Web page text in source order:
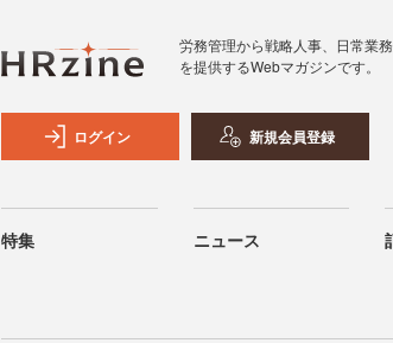
労務管理から戦略人事、日常業
を提供するWebマガジンです。
ログイン 新規会員登録
特集 ニュース